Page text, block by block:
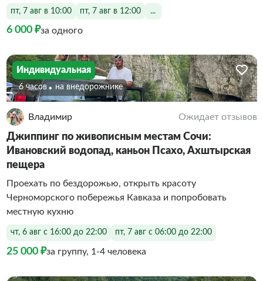
пт, 7 авг в 10:00 пт, 7 авг в 12:00 ...
6 000 ₽за одного
Индивидуальная
6 часов На внедорожнике
Владимир Ожидает отзывов
Джиппинг по живописным местам Сочи:
Ивановский водопад, каньон Псахо, Ахштырская
пещера
Проехать по бездорожью, открыть красоту
Черноморского побережья Кавказа и попробовать
местную кухню
чт, 6 авг с 16:00 до 22:00 пт, 7 авг с 06:00 до 22:00
25 000 ₽за группу, 1-4 человека